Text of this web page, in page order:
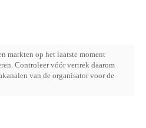
markten op het laatste moment
Controleer vóór vertrek daarom
van de organisator voor de